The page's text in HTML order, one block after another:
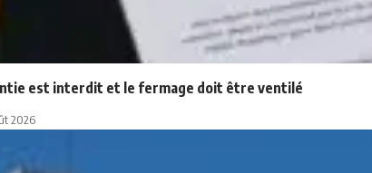
est interdit et le fermage doit être ventilé
2026